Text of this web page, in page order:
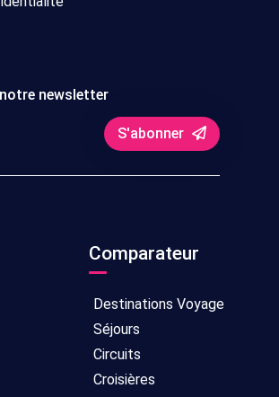
newsletter
S'abonner
Comparateur
Destinations Voyage
Séjours
Circuits
Croisières